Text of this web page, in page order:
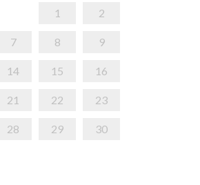
1 2
7 8 9
14 15 16
21 22 23
28 29 30